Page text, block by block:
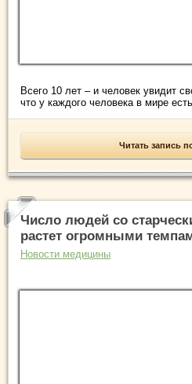
Всего 10 лет – и человек увидит
что у каждого человека в мире
Читать запись
Число людей со
растет огромными
Новости медицины